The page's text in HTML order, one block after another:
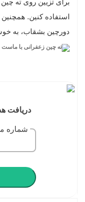
برای تزیین روی ته
استفاده کنین.
دورچین بشقاب، به
دریافت
شماره